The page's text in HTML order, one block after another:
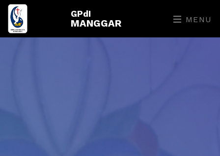
GPdI
MANGGAR MENU